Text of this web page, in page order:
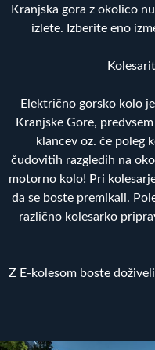
Kranjska gora z okolico
izlete. Izberite eno
Električno gorsko kolo
Kranjske Gore,
klancev oz. če poleg
čudovitih razgledih na
motorno kolo! Pri
da se boste premikali.
različno kolesarko
Z E-kolesom boste